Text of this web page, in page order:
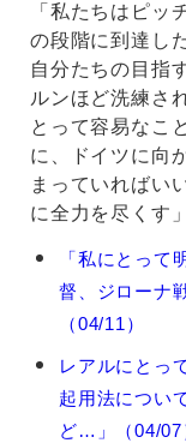
「私たちはピッ
の段階に到達し
自分たちの目指
ルンほど洗練さ
とって容易なこ
に、ドイツに向
まっていればい
に全力を尽くす」
ア
ロ・
ル
「私にとって
督、ジローナ
（04/11）
レアルにとっ
起用法につい
ど…」（04/07